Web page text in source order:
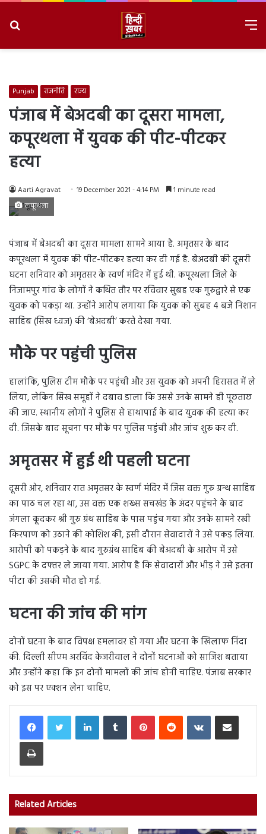
Punjab राजनीति राज्य
पंजाब में बेअदबी का दूसरा मामला,
कपूरथला में युवक की पीट-पीटकर
हत्या
Aarti Agravat 19 December 2021 - 4:14 PM 1 minute read
कपूरथला
पंजाब में बेअदबी का दूसरा मामला सामने आया है. अमृतसर के बाद
कपूरथला में युवक की पीट-पीटकर हत्या कर दी गई है. बेअदबी की दूसरी
घटना शनिवार को अमृतसर के स्वर्ण मंदिर में हुई थी. कपूरथला जिले के
निजामपुर गांव के लोगों ने कथित तौर पर रविवार सुबह एक गुरुद्वारे से एक
युवक को पकड़ा था. उन्होंने आरोप लगाया कि युवक को सुबह 4 बजे निशान
साहिब (सिख ध्वज) की ‘बेअदबी’ करते देखा गया.
मौके पर पहुंची पुलिस
हालांकि, पुलिस टीम मौके पर पहुंची और उस युवक को अपनी हिरासत में ले
लिया, लेकिन सिख समूहों ने दबाव डाला कि उससे उनके सामने ही पूछताछ
की जाए. स्थानीय लोगों ने पुलिस से हाथापाई के बाद युवक की हत्या कर
दी. जिसके बाद सूचना पर मौके पर पुलिस पहुंची और जांच शुरू कर दी.
अमृतसर में हुई थी पहली घटना
दूसरी ओर, शनिवार रात अमृतसर के स्वर्ण मंदिर में जिस वक्त गुरु ग्रन्थ साहिब
का पाठ चल रहा था, उस वक्त एक शख्स सचखंड के अंदर पहुंचने के बाद
जंगला कूदकर श्री गुरु ग्रंथ साहिब के पास पहुंच गया और उनके सामने रखी
किरपाण को उठाने की कोशिश की, इसी दौरान सेवादारों ने उसे पकड़ लिया.
आरोपी को पकड़ने के बाद गुरुग्रंथ साहिब की बेअदबी के आरोप में उसे
SGPC के दफ्तर ले जाया गया. आरोप है कि सेवादारों और भीड़ ने उसे इतना
पीटा की उसकी मौत हो गई.
घटना की जांच की मांग
दोनों घटना के बाद विपक्ष हमलावर हो गया और घटना के खिलाफ निंदा
की. दिल्ली सीएम अरविंद केजरीवाल ने दोनों घटनाओं को साजिश बताया
और उन्होंने कहा कि इन दोनों मामलों की जांच होनी चाहिए. पंजाब सरकार
को इस पर एक्शन लेना चाहिए.
LinkedInTumblr PinterestReddit VKontakteShare via Email
Print
Related Articles